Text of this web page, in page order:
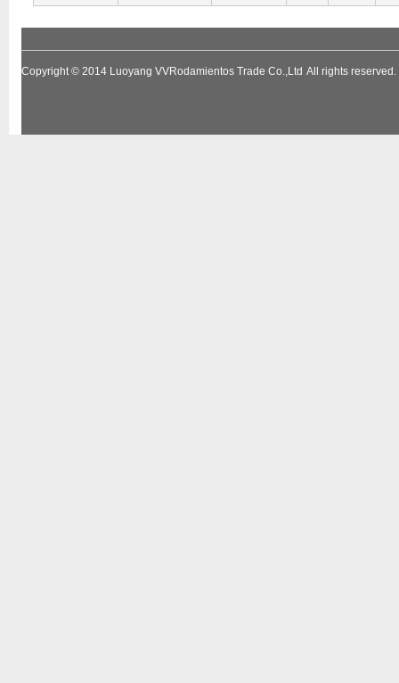
Copyright © 2014 Luoyang VVRodamientos Trade Co.,Ltd All rights